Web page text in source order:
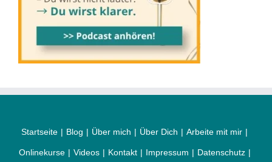
Startseite Blog Über mich Über Dich Arbeite mit mir
Onlinekurse Videos Kontakt Impressum Datenschutz